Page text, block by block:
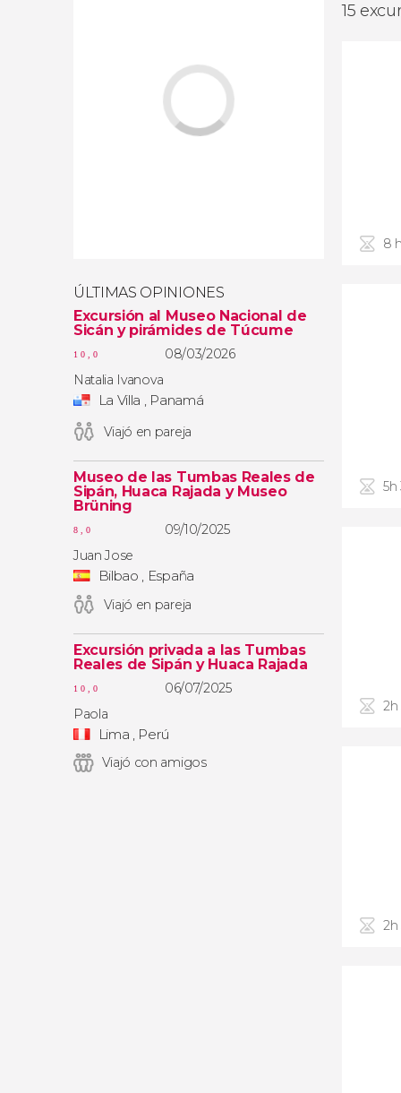
ÚLTIMAS OPINIONES
Excursión al Museo Nacional de
Sicán y pirámides de Túcume
10,0
08/03/2026
Natalia Ivanova
La Villa , Panamá
Viajó en pareja
Museo de las Tumbas Reales de
Sipán, Huaca Rajada y Museo
Brüning
8,0
09/10/2025
Juan Jose
Bilbao , España
Viajó en pareja
Excursión privada a las Tumbas
Reales de Sipán y Huaca Rajada
10,0
06/07/2025
Paola
Lima , Perú
Viajó con amigos
15
8